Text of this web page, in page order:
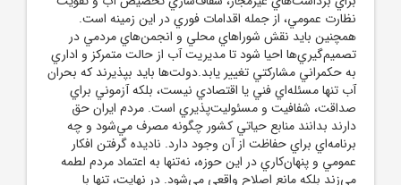
نظارت عمومي، از جمله اقدامات فوري در اين زمينه است.
همچنين بايد نقش شوراهاي محلي و انجمن‌هاي مردمي در
تصميم‌گيري‌ها احيا شود تا مديريت آب از حالت متمرکز و اداري
به حکمراني مشارکتي تغيير يابد.دولت‌ها بايد بپذيرند که بحران
آب تنها مسئله‌اي فني يا اقتصادي نيست، بلکه آزموني براي
صداقت، شفافيت و مسئوليت‌پذيري است. مردم ايران حق
دارند بدانند منابع حياتي کشور چگونه مصرف مي‌شود و چه
برنامه‌اي براي حفاظت از آن وجود دارد. ناديده گرفتن افکار
عمومي و پنهان‌کاري در اين حوزه، نه‌تنها به اعتماد مردم لطمه
مي‌زند بلکه مانع اصلاح واقعي مي‌شود. در نهايت، تنها با